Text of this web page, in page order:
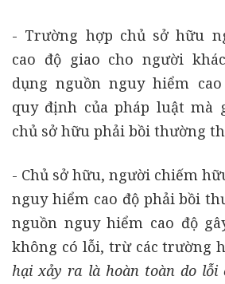
- Trường hợp chủ sở hữu
cao độ giao cho người
dụng nguồn nguy hiểm
quy định của pháp luật mà
chủ sở hữu phải bồi thường
- Chủ sở hữu, người chiếm
nguy hiểm cao độ phải bồi
nguồn nguy hiểm cao độ
không có lỗi, trừ các trường
hại xảy ra là hoàn toàn do lỗi